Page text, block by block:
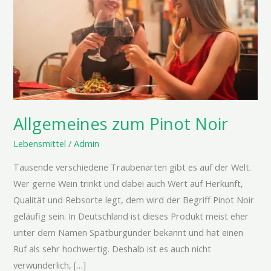
Allgemeines zum Pinot Noir
Lebensmittel /Admin
Tausende verschiedene Traubenarten gibt es auf der Welt.
Wer gerne Wein trinkt und dabei auch Wert auf Herkunft,
Qualität und Rebsorte legt, dem wird der Begriff Pinot Noir
geläufig sein. In Deutschland ist dieses Produkt meist eher
unter dem Namen Spätburgunder bekannt und hat einen
Ruf als sehr hochwertig. Deshalb ist es auch nicht
verwunderlich, […]